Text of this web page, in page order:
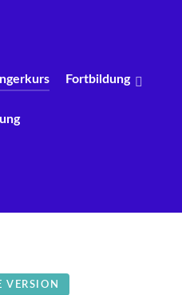
Fortbildung
VERSION